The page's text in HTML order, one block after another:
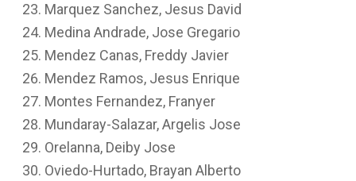
Marquez Sanchez, Jesus David
Medina Andrade, Jose Gregario
Mendez Canas, Freddy Javier
Mendez Ramos, Jesus Enrique
Montes Fernandez, Franyer
Mundaray-Salazar, Argelis Jose
Orelanna, Deiby Jose
Oviedo-Hurtado, Brayan Alberto